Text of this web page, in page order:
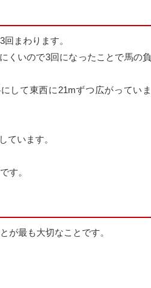
まわります。
くいので3回になったことで馬の負
して東西に21mずつ広がっていま
ています。
す。
が最も大切なことです。